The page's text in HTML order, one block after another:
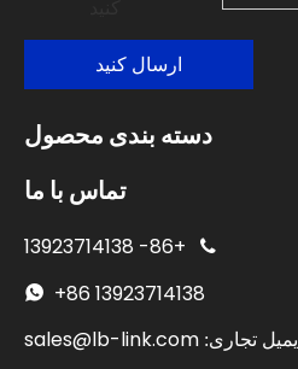
ارسال کنید
دسته بندی محصول
تماس با ما

+86-
13923714138
 +86 13923714138
ایمیل تجاری: sales@lb-link.com